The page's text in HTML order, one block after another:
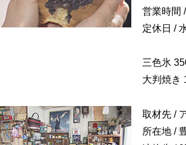
営業時間
定休日 /
三色氷
大判焼き
取材先 /
所在地 /